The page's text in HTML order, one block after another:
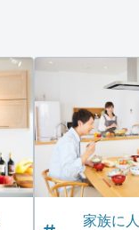
家族に